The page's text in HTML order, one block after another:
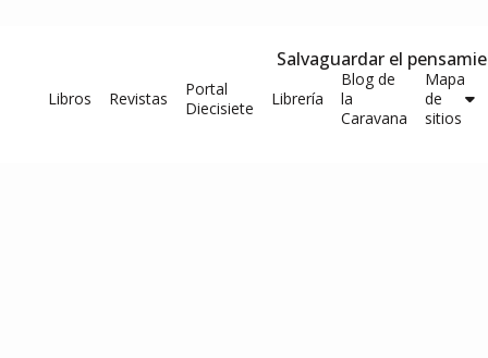
Salvaguardar el
Libros Revistas
Portal
Diecisiete
Librería
Blog de
la
Caravana
Mapa
de
sitios